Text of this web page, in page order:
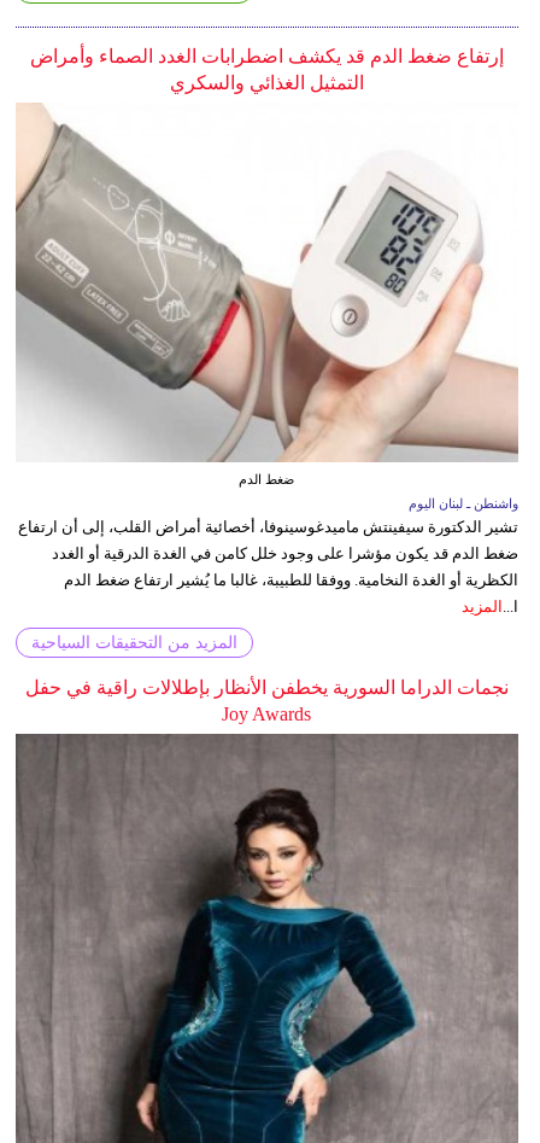
إرتفاع ضغط الدم قد يكشف اضطرابات الغدد الصماء وأمراض
التمثيل الغذائي والسكري
ضغط الدم
واشنطن ـ لبنان اليوم
تشير الدكتورة سيفينتش ماميدغوسينوفا، أخصائية أمراض القلب، إلى أن ارتفاع
ضغط الدم قد يكون مؤشرا على وجود خلل كامن في الغدة الدرقية أو الغدد
الكظرية أو الغدة النخامية. ووفقا للطبيبة، غالبا ما يُشير ارتفاع ضغط الدم
ا... المزيد
المزيد من التحقيقات السياحية
نجمات الدراما السورية يخطفن الأنظار بإطلالات راقية في حفل
Joy Awards